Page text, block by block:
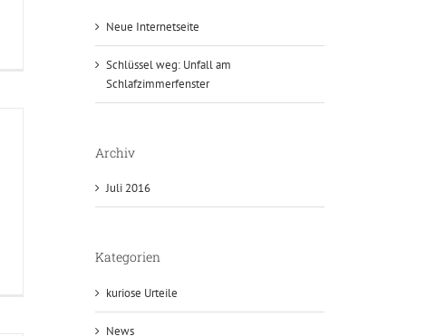
Neue Internetseite
Schlüssel weg: Unfall am
Schlafzimmerfenster
Archiv
Juli 2016
Kategorien
kuriose Urteile
News